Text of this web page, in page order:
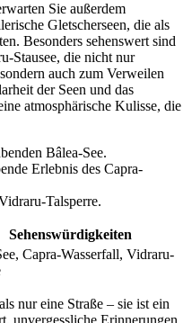
Sie außerdem
Gletscherseen, die als
Besonders sehenswert sind
Stausee, die nicht nur
auch zum Verweilen
der Seen und das
atmosphärische Kulisse, die
Bâlea-See.
Erlebnis des Capra-
Talsperre.
Sehenswürdigkeiten
Capra-Wasserfall, Vidraru-
nur eine Straße – sie ist ein